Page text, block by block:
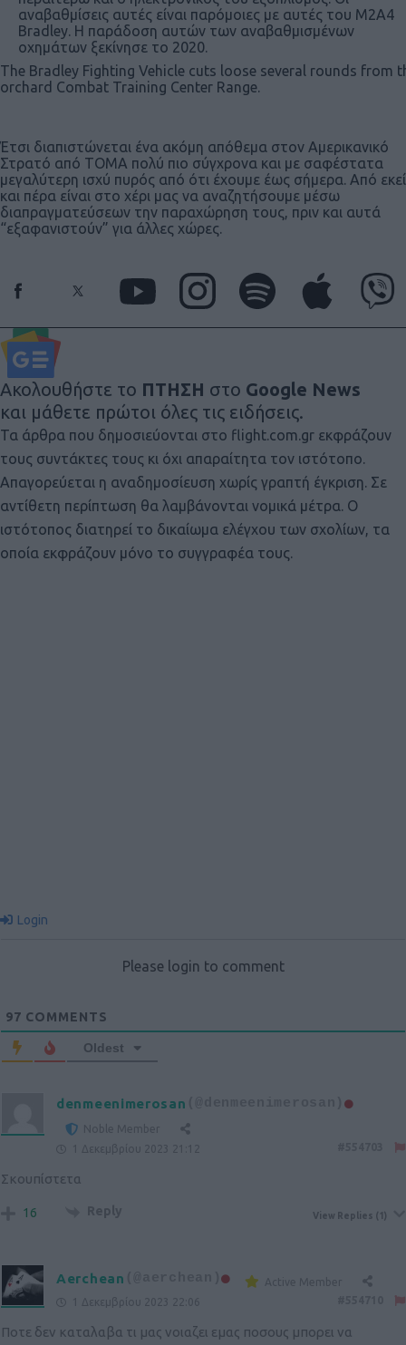
αναβαθμίσεις αυτές είναι παρόμοιες με αυτές του M2A4
Bradley. Η παράδοση αυτών των αναβαθμισμένων
οχημάτων ξεκίνησε το 2020.
The Bradley Fighting Vehicle cuts loose several rounds from
orchard Combat Training Center Range.
Έτσι διαπιστώνεται ένα ακόμη απόθεμα στον Αμερικανικό
Στρατό από ΤΟΜΑ πολύ πιο σύγχρονα και με σαφέστατα
μεγαλύτερη ισχύ πυρός από ότι έχουμε έως σήμερα. Από εκεί
και πέρα είναι στο χέρι μας να αναζητήσουμε μέσω
διαπραγματεύσεων την παραχώρηση τους, πριν και αυτά
“εξαφανιστούν” για άλλες χώρες.
Ακολουθήστε το ΠΤΗΣΗ στο Google News
και μάθετε πρώτοι όλες τις ειδήσεις.
Τα άρθρα που δημοσιεύονται στο flight.com.gr εκφράζουν
τους συντάκτες τους κι όχι απαραίτητα τον ιστότοπο.
Απαγορεύεται η αναδημοσίευση χωρίς γραπτή έγκριση. Σε
αντίθετη περίπτωση θα λαμβάνονται νομικά μέτρα. Ο
ιστότοπος διατηρεί το δικαίωμα ελέγχου των σχολίων, τα
οποία εκφράζουν μόνο το συγγραφέα τους.
Login
Please login to comment
97 COMMENTS
Oldest
denmeenimerosan (@denmeenimerosan)
Noble Member
1 Δεκεμβρίου 2023 21:12
Σκουπίστετα
16 Reply View Replies (1)
Aerchean (@aerchean)
Active Member
1 Δεκεμβρίου 2023 22:06
Ποτε δεν καταλαβα τι μας νοιαζει εμας ποσους μπορει να